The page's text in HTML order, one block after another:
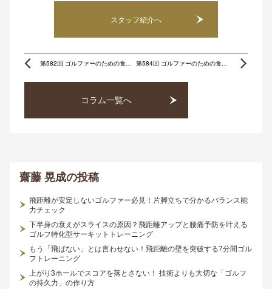
スタッフ紹介へ
Prev 第584回 ゴルファーのための食事学「ゴルファーにとって、食物繊維とは？」
コラム一覧へ
齋藤 晃成の投稿
飛距離が安定しないゴルファー必見！片脚立ちで分かるバランス能
力チェック
下半身の衰えがスライスの原因？飛距離アップと腰痛予防を叶える
ゴルフ特化型サーキットトレーニング
もう「飛ばない」とは言わせない！飛距離の壁を突破する7分間ゴル
フトレーニング
上がり3ホールでスコアを落とさない！ 技術よりも大切な「ゴルフ
の持久力」の作り方